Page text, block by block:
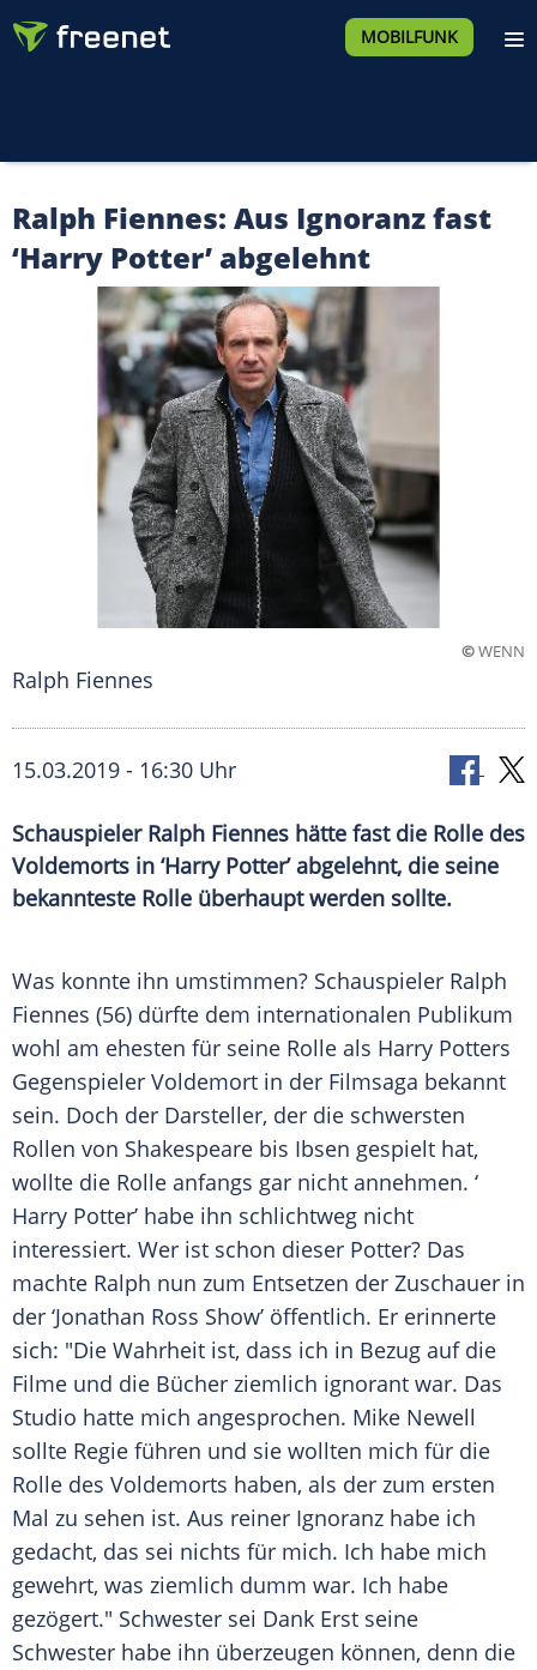
MOBILFUNK
Ralph Fiennes: Aus Ignoranz fast
‘Harry Potter’ abgelehnt
©WENN
Ralph Fiennes
15.03.2019 - 16:30 Uhr
Schauspieler Ralph Fiennes hätte fast die Rolle des
Voldemorts in ‘Harry Potter’ abgelehnt, die seine
bekannteste Rolle überhaupt werden sollte.
Was konnte ihn umstimmen? Schauspieler Ralph
Fiennes (56) dürfte dem internationalen Publikum
wohl am ehesten für seine Rolle als Harry Potters
Gegenspieler Voldemort in der Filmsaga bekannt
sein. Doch der Darsteller, der die schwersten
Rollen von Shakespeare bis Ibsen gespielt hat,
wollte die Rolle anfangs gar nicht annehmen. ‘
Harry Potter’ habe ihn schlichtweg nicht
interessiert. Wer ist schon dieser Potter? Das
machte Ralph nun zum Entsetzen der Zuschauer in
der ‘Jonathan Ross Show’ öffentlich. Er erinnerte
sich: "Die Wahrheit ist, dass ich in Bezug auf die
Filme und die Bücher ziemlich ignorant war. Das
Studio hatte mich angesprochen. Mike Newell
sollte Regie führen und sie wollten mich für die
Rolle des Voldemorts haben, als der zum ersten
Mal zu sehen ist. Aus reiner Ignoranz habe ich
gedacht, das sei nichts für mich. Ich habe mich
gewehrt, was ziemlich dumm war. Ich habe
gezögert." Schwester sei Dank Erst seine
Schwester habe ihn überzeugen können, denn die